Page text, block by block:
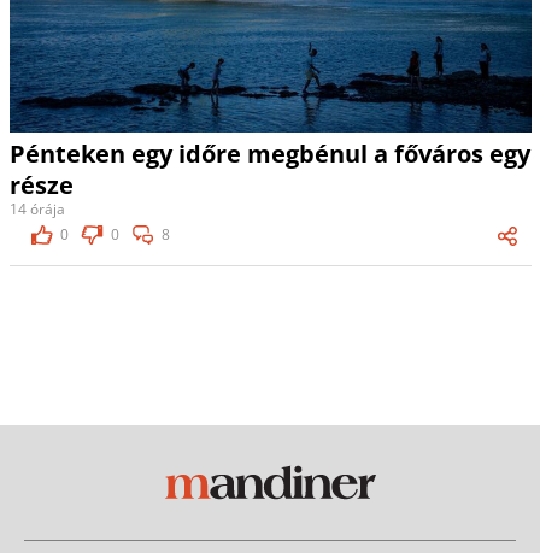
Pénteken egy időre megbénul a főváros egy
része
14 órája
0
0 8